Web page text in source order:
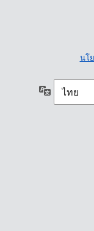
นโ
ภาษา